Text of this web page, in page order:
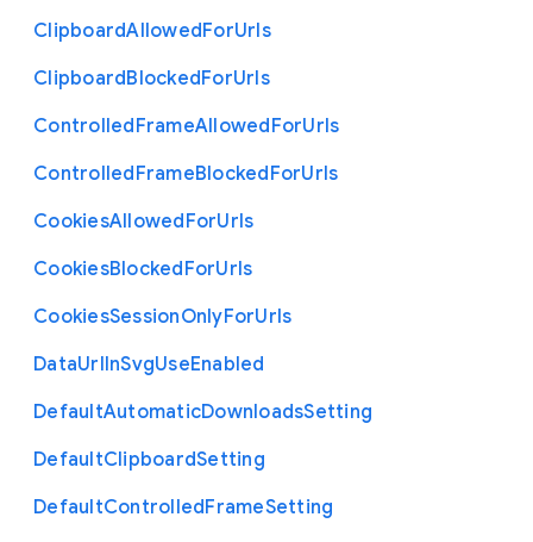
ClipboardAllowedForUrls
ClipboardBlockedForUrls
ControlledFrameAllowedForUrls
ControlledFrameBlockedForUrls
CookiesAllowedForUrls
CookiesBlockedForUrls
CookiesSessionOnlyForUrls
DataUrlInSvgUseEnabled
DefaultAutomaticDownloadsSetting
DefaultClipboardSetting
DefaultControlledFrameSetting